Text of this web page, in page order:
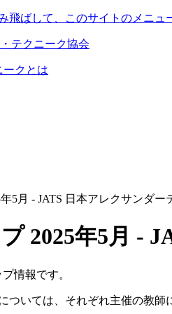
飛ばして、このサイトのメニュ
ークとは
5月 - JATS 日本アレクサンダー
情報です。
ついては、それぞれ主催の教師